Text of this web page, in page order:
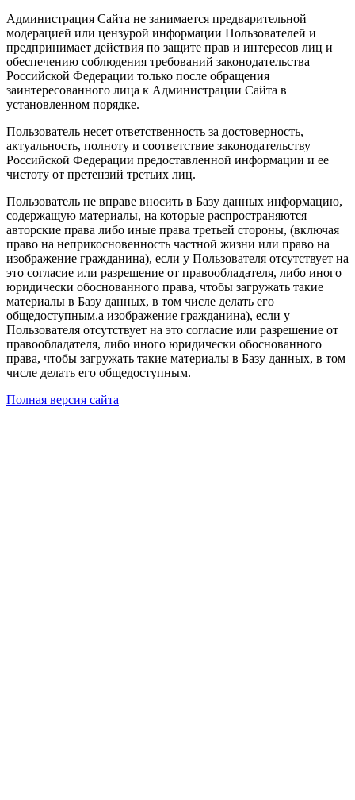
Администрация Сайта не занимается предварительной
модерацией или цензурой информации Пользователей и
предпринимает действия по защите прав и интересов лиц и
обеспечению соблюдения требований законодательства
Российской Федерации только после обращения
заинтересованного лица к Администрации Сайта в
установленном порядке.
Пользователь несет ответственность за достоверность,
актуальность, полноту и соответствие законодательству
Российской Федерации предоставленной информации и ее
чистоту от претензий третьих лиц.
Пользователь не вправе вносить в Базу данных информацию,
содержащую материалы, на которые распространяются
авторские права либо иные права третьей стороны, (включая
право на неприкосновенность частной жизни или право на
изображение гражданина), если у Пользователя отсутствует на
это согласие или разрешение от правообладателя, либо иного
юридически обоснованного права, чтобы загружать такие
материалы в Базу данных, в том числе делать его
общедоступным.а изображение гражданина), если у
Пользователя отсутствует на это согласие или разрешение от
правообладателя, либо иного юридически обоснованного
права, чтобы загружать такие материалы в Базу данных, в том
числе делать его общедоступным.
Полная версия сайта